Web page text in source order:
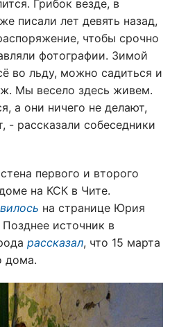
Грибок везде, в
писали лет девять назад,
чтобы срочно
фотографии. Зимой
во льду, можно садиться и
Мы весело здесь живем.
а они ничего не делают,
- рассказали собеседники
первого и второго
на КСК в Чите.
на странице Юрия
источник в
рассказал, что 15 марта
дома.